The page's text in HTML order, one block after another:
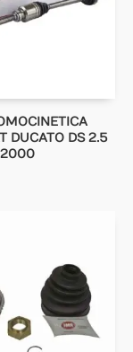
DUCATO DS 2.5
2000